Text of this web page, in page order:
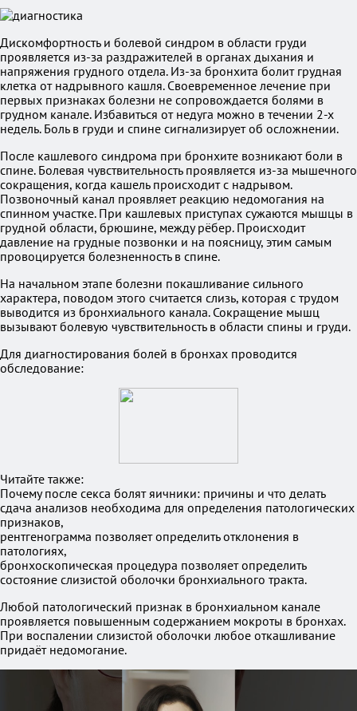
Дискомфортность и болевой синдром в области груди
проявляется из-за раздражителей в органах дыхания и
напряжения грудного отдела. Из-за бронхита болит грудная
клетка от надрывного кашля. Своевременное лечение при
первых признаках болезни не сопровождается болями в
грудном канале. Избавиться от недуга можно в течении 2-х
недель. Боль в груди и спине сигнализирует об осложнении.
После кашлевого синдрома при бронхите возникают боли в
спине. Болевая чувствительность проявляется из-за мышечного
сокращения, когда кашель происходит с надрывом.
Позвоночный канал проявляет реакцию недомогания на
спинном участке. При кашлевых приступах сужаются мышцы в
грудной области, брюшине, между рёбер. Происходит
давление на грудные позвонки и на поясницу, этим самым
провоцируется болезненность в спине.
На начальном этапе болезни покашливание сильного
характера, поводом этого считается слизь, которая с трудом
выводится из бронхиального канала. Сокращение мышц
вызывают болевую чувствительность в области спины и груди.
Для диагностирования болей в бронхах проводится
обследование:
Читайте также:
Почему после секса болят яичники: причины и что делать
сдача анализов необходима для определения патологических
признаков,
рентгенограмма позволяет определить отклонения в
патологиях,
бронхоскопическая процедура позволяет определить
состояние слизистой оболочки бронхиального тракта.
Любой патологический признак в бронхиальном канале
проявляется повышенным содержанием мокроты в бронхах.
При воспалении слизистой оболочки любое откашливание
придаёт недомогание.